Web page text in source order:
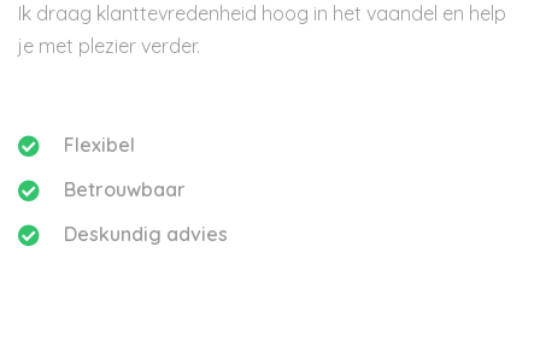
Ik draag klanttevredenheid hoog in het vaandel en help
je met plezier verder.
Flexibel
Betrouwbaar
Deskundig advies